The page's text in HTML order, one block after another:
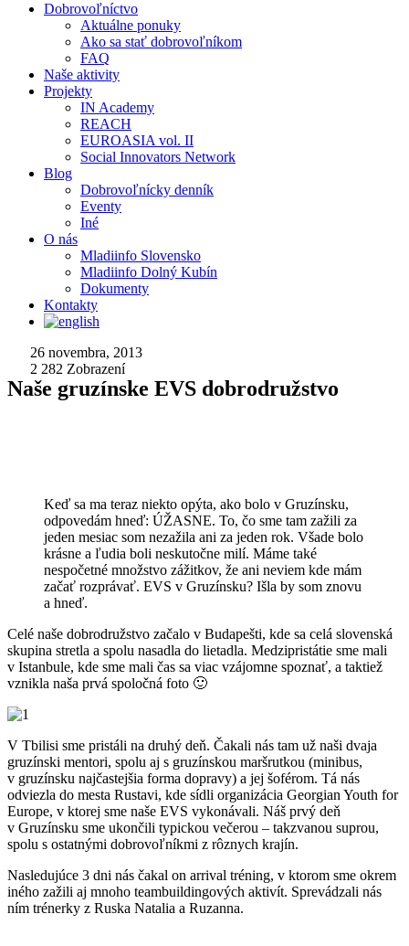
Dobrovoľníctvo
Aktuálne ponuky
Ako sa stať dobrovoľníkom
FAQ
Naše aktivity
Projekty
IN Academy
REACH
EUROASIA vol. II
Social Innovators Network
Blog
Dobrovoľnícky denník
Eventy
Iné
O nás
Mladiinfo Slovensko
Mladiinfo Dolný Kubín
Dokumenty
Kontakty
26 novembra, 2013
2 282 Zobrazení
Naše gruzínske EVS dobrodružstvo
Keď sa ma teraz niekto opýta, ako bolo v Gruzínsku,
odpovedám hneď: ÚŽASNE. To, čo sme tam zažili za
jeden mesiac som nezažila ani za jeden rok. Všade bolo
krásne a ľudia boli neskutočne milí. Máme také
nespočetné množstvo zážitkov, že ani neviem kde mám
začať rozprávať. EVS v Gruzínsku? Išla by som znovu
a hneď.
Celé naše dobrodružstvo začalo v Budapešti, kde sa celá slovenská
skupina stretla a spolu nasadla do lietadla. Medzipristátie sme mali
v Istanbule, kde sme mali čas sa viac vzájomne spoznať, a taktiež
vznikla naša prvá spoločná foto 🙂
V Tbilisi sme pristáli na druhý deň. Čakali nás tam už naši dvaja
gruzínski mentori, spolu aj s gruzínskou maršrutkou (minibus,
v gruzínsku najčastejšia forma dopravy) a jej šoférom. Tá nás
odviezla do mesta Rustavi, kde sídli organizácia Georgian Youth for
Europe, v ktorej sme naše EVS vykonávali. Náš prvý deň
v Gruzínsku sme ukončili typickou večerou – takzvanou suprou,
spolu s ostatnými dobrovoľníkmi z rôznych krajín.
Nasledujúce 3 dni nás čakal on arrival tréning, v ktorom sme okrem
iného zažili aj mnoho teambuildingových aktivít. Sprevádzali nás
ním trénerky z Ruska Natalia a Ruzanna.